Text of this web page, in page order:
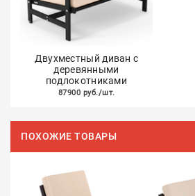
Двухместный диван с
деревянными
подлокотниками
87900 руб./шт.
ПОХОЖИЕ ТОВАРЫ